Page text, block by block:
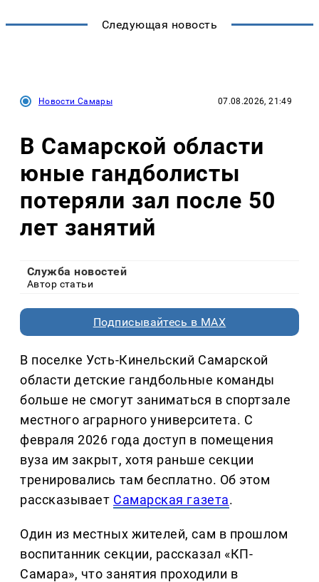
Следующая новость
Новости Самары 07.08.2026, 21:49
В Самарской области
юные гандболисты
потеряли зал после 50
лет занятий
Служба новостей
Автор статьи
Подписывайтесь в MAX
В поселке Усть-Кинельский Самарской
области детские гандбольные команды
больше не смогут заниматься в спортзале
местного аграрного университета. С
февраля 2026 года доступ в помещения
вуза им закрыт, хотя раньше секции
тренировались там бесплатно. Об этом
рассказывает Самарская газета.
Один из местных жителей, сам в прошлом
воспитанник секции, рассказал «КП-
Самара», что занятия проходили в